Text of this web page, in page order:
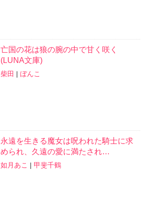
亡国の花は狼の腕の中で甘く咲く
(LUNA文庫)
柴田 |ぼんこ
永遠を生きる魔女は呪われた騎士に求
められ、久遠の愛に満たされ…
如月あこ | 甲斐千鶴